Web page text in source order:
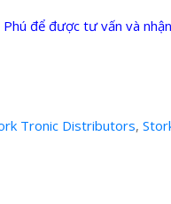
để được tư vấn và
Tronic Distributors,